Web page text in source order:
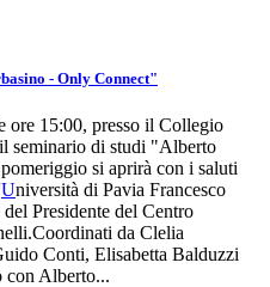
- Only Connect"
ore 15:00, presso il Collegio
seminario di studi "Alberto
si aprirà con i saluti
Università di Pavia Francesco
Presidente del Centro
da Clelia
Conti, Elisabetta Balduzzi
con Alberto...